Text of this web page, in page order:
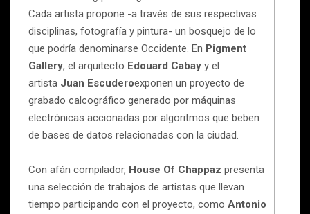
Cada artista propone -a través de sus respectivas
disciplinas, fotografía y pintura- un bosquejo de lo
que podría denominarse Occidente. En Pigment
Gallery, el arquitecto Edouard Cabay y el
artista Juan Escuderoexponen un proyecto de
grabado calcográfico generado por máquinas
electrónicas accionadas por algoritmos que beben
de bases de datos relacionadas con la ciudad.
Con afán compilador, House Of Chappaz presenta
una selección de trabajos de artistas que llevan
tiempo participando con el proyecto, como Antonio